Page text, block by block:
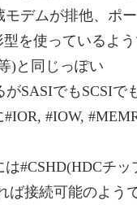
モデムが排他、ポ
を使っているよ
)と同じっぽい
SASIでもSCSI
#IOW,
#CSHD(HDCチ
接続可能のようで